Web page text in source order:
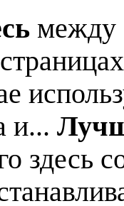
между
и...
здесь